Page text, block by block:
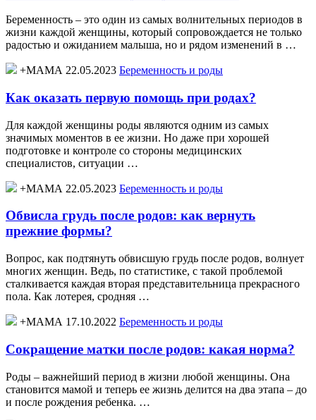
Беременность – это один из самых волнительных периодов в
жизни каждой женщины, который сопровождается не только
радостью и ожиданием малыша, но и рядом изменений в …
+МАМА 22.05.2023 Беременность и роды
Как оказать первую помощь при родах?
Для каждой женщины роды являются одним из самых
значимых моментов в ее жизни. Но даже при хорошей
подготовке и контроле со стороны медицинских
специалистов, ситуации …
+МАМА 22.05.2023 Беременность и роды
Обвисла грудь после родов: как вернуть
прежние формы?
Вопрос, как подтянуть обвисшую грудь после родов, волнует
многих женщин. Ведь, по статистике, с такой проблемой
сталкивается каждая вторая представительница прекрасного
пола. Как лотерея, сродняя …
+МАМА 17.10.2022 Беременность и роды
Сокращение матки после родов: какая норма?
Роды – важнейший период в жизни любой женщины. Она
становится мамой и теперь ее жизнь делится на два этапа – до
и после рождения ребенка. …